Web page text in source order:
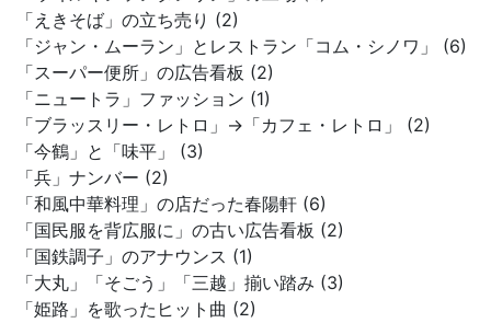
「えきそば」の立ち売り (2)
「ジャン・ムーラン」とレストラン「コム・シノワ」 (6)
「スーパー便所」の広告看板 (2)
「ニュートラ」ファッション (1)
「ブラッスリー・レトロ」→「カフェ・レトロ」 (2)
「今鶴」と「味平」 (3)
「兵」ナンバー (2)
「和風中華料理」の店だった春陽軒 (6)
「国民服を背広服に」の古い広告看板 (2)
「国鉄調子」のアナウンス (1)
「大丸」「そごう」「三越」揃い踏み (3)
「姫路」を歌ったヒット曲 (2)